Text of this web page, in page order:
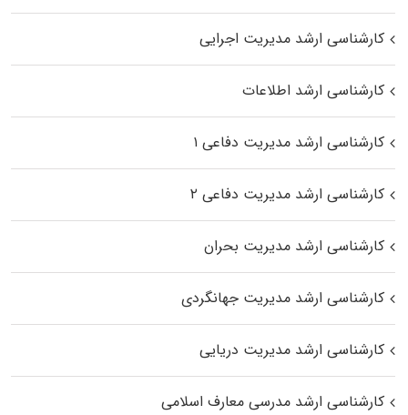
کارشناسی ارشد مدیریت اجرایی
کارشناسی ارشد اطلاعات
کارشناسی ارشد مدیریت دفاعی ۱
کارشناسی ارشد مدیریت دفاعی ۲
کارشناسی ارشد مدیریت بحران
کارشناسی ارشد مدیریت جهانگردی
کارشناسی ارشد مدیریت دریایی
کارشناسی ارشد مدرسی معارف اسلامی